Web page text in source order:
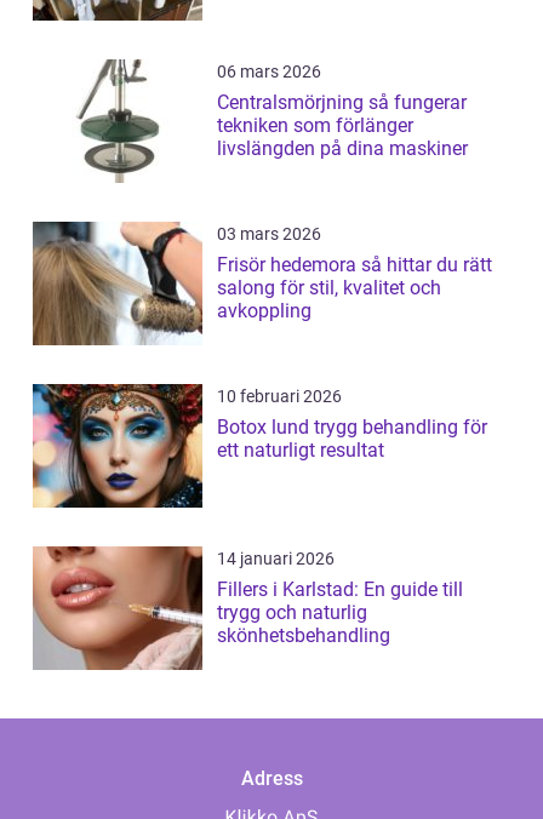
06 mars 2026
Centralsmörjning så fungerar
tekniken som förlänger
livslängden på dina maskiner
03 mars 2026
Frisör hedemora så hittar du rätt
salong för stil, kvalitet och
avkoppling
10 februari 2026
Botox lund trygg behandling för
ett naturligt resultat
14 januari 2026
Fillers i Karlstad: En guide till
trygg och naturlig
skönhetsbehandling
Adress